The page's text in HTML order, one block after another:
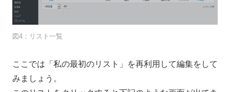
図4：リスト一覧
ここでは「私の最初のリスト」を再利用して編集をして
みましょう。